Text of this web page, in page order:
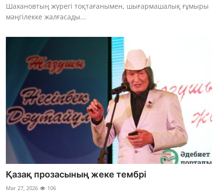
Шахановтың жүрегі тоқтағанымен, шығармашалық ғұмыры
мәңгілекке жалғасады...
Қазақ прозасының жеке тембрі
Mar 27, 2026 106